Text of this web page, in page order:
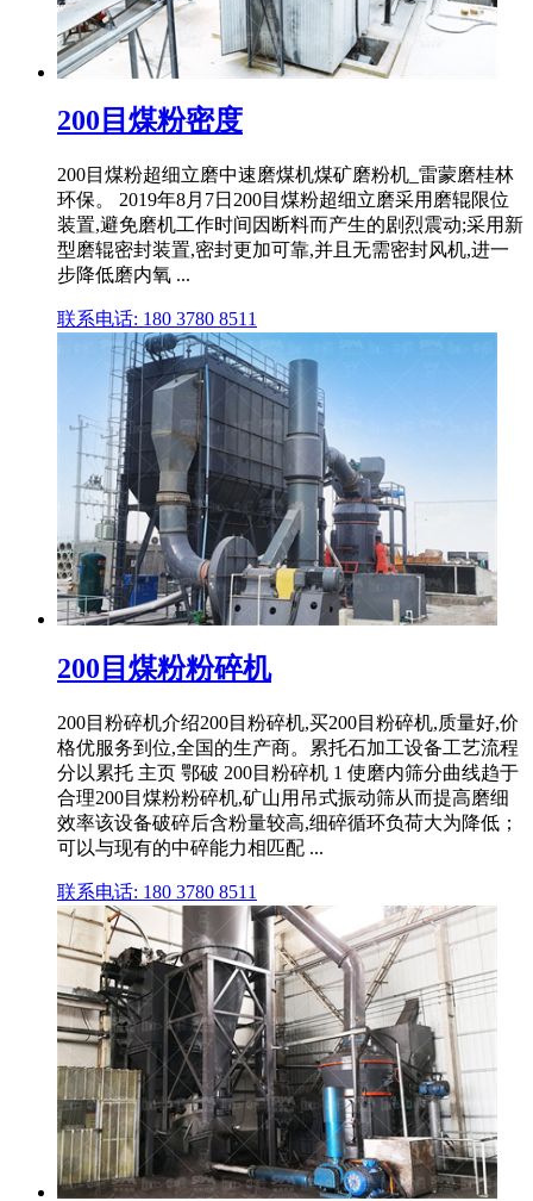
200目煤粉密度
200目煤粉超细立磨中速磨煤机煤矿磨粉机_雷蒙磨桂林
环保。 2019年8月7日200目煤粉超细立磨采用磨辊限位
装置,避免磨机工作时间因断料而产生的剧烈震动;采用新
型磨辊密封装置,密封更加可靠,并且无需密封风机,进一
步降低磨内氧 ...
联系电话: 180 3780 8511
200目煤粉粉碎机
200目粉碎机介绍200目粉碎机,买200目粉碎机,质量好,价
格优服务到位,全国的生产商。累托石加工设备工艺流程
分以累托 主页 鄂破 200目粉碎机 1 使磨内筛分曲线趋于
合理200目煤粉粉碎机,矿山用吊式振动筛从而提高磨细
效率该设备破碎后含粉量较高,细碎循环负荷大为降低；
可以与现有的中碎能力相匹配 ...
联系电话: 180 3780 8511